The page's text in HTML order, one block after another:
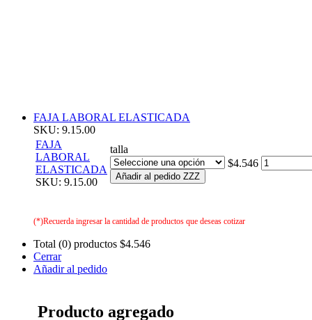
FAJA LABORAL ELASTICADA
SKU: 9.15.00
FAJA
LABORAL
ELASTICADA
SKU: 9.15.00
talla
Añadir al pedido ZZZ
$4.546
(*)Recuerda ingresar la cantidad de productos que deseas cotizar
Total (0) productos $4.546
Cerrar
Añadir al pedido
Producto agregado